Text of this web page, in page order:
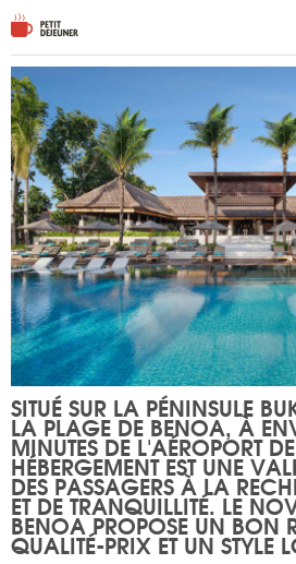
SITUÉ SUR LA PÉNINSULE
LA PLAGE DE BENOA, À
MINUTES DE L'AÉROPORT
HÉBERGEMENT EST UNE
DES PASSAGERS À LA
ET DE TRANQUILLITÉ. LE
BENOA PROPOSE UN BON
QUALITÉ-PRIX ET UN STYLE